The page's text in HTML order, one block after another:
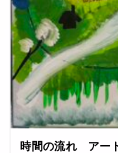
時間の流れ アー